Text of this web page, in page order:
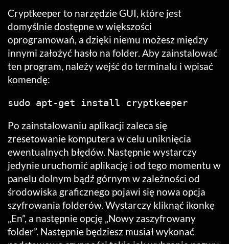
Cryptkeeper to narzędzie GUI, które jest
domyślnie dostępne w większości
oprogramowań, a dzięki niemu możesz między
innymi założyć hasło na folder. Aby zainstalować
ten program, należy wejść do terminalu i wpisać
komendę:
sudo apt-get install cryptkeeper
Po zainstalowaniu aplikacji zaleca się
zresetowanie komputera w celu uniknięcia
ewentualnych błędów. Następnie wystarczy
jedynie uruchomić aplikację i od tego momentu w
panelu dolnym bądź górnym w zależności od
środowiska graficznego pojawi się nowa opcja
szyfrowania folderów. Wystarczy kliknąć ikonkę
„En”, a następnie opcję „Nowy zaszyfrowany
folder”. Następnie będziesz musiał wykonać